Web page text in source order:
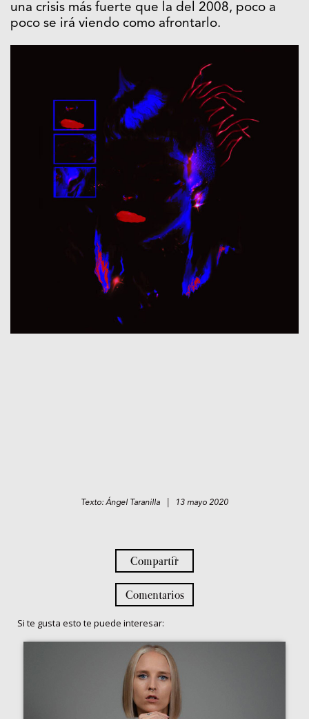
una crisis más fuerte que la del 2008, poco a
poco se irá viendo como afrontarlo.
Texto: Ángel Taranilla | 13 mayo 2020
Compartir
Comentarios
Si te gusta esto te puede interesar: